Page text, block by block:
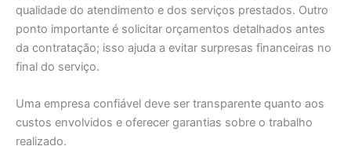
qualidade do atendimento e dos serviços prestados. Outro
ponto importante é solicitar orçamentos detalhados antes
da contratação; isso ajuda a evitar surpresas financeiras no
final do serviço.
Uma empresa confiável deve ser transparente quanto aos
custos envolvidos e oferecer garantias sobre o trabalho
realizado.